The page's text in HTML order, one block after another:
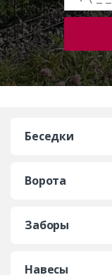
Беседки
Ворота
Заборы
Навесы